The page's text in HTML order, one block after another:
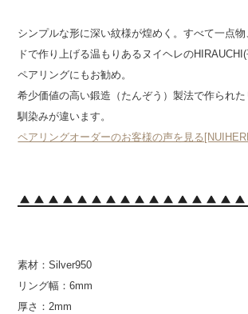
シンプルな形に深い紋様が煌めく。すべて一点
ドで作り上げる温もりあるヌイヘレの
ペアリングにもお勧め。
希少価値の高い鍛造（たんぞう）製法で作られ
馴染みが違います。
ペアリングオーダーのお客様の声を見る
素材：Silver950
リング幅：6mm
厚さ：2mm